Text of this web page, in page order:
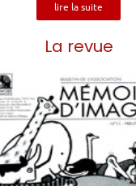
lire la suite
La revue